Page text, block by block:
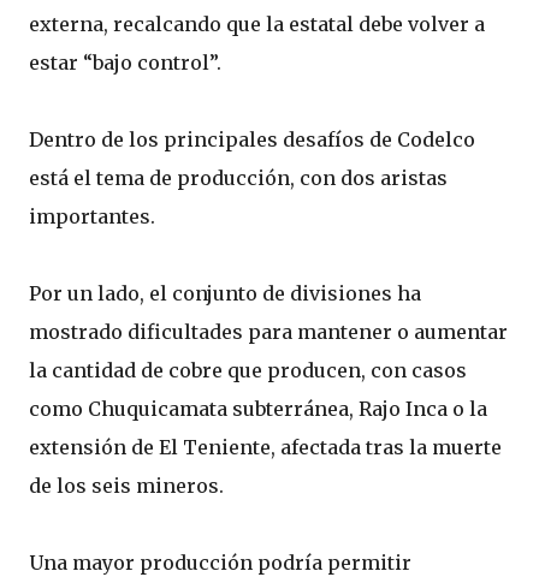
externa, recalcando que la estatal debe volver a
estar “bajo control”.
Dentro de los principales desafíos de Codelco
está el tema de producción, con dos aristas
importantes.
Por un lado, el conjunto de divisiones ha
mostrado dificultades para mantener o aumentar
la cantidad de cobre que producen, con casos
como Chuquicamata subterránea, Rajo Inca o la
extensión de El Teniente, afectada tras la muerte
de los seis mineros.
Una mayor producción podría permitir